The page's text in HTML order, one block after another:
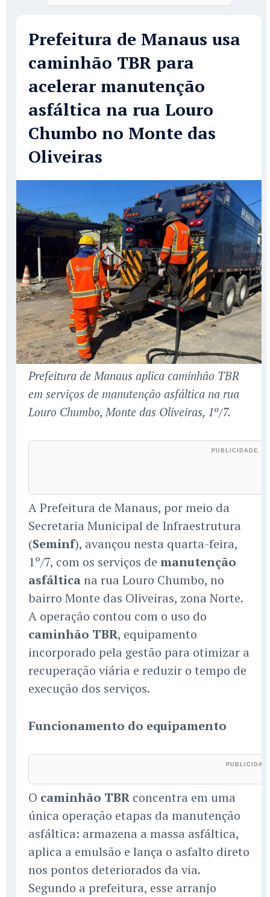
Prefeitura de Manaus usa
caminhão TBR para
acelerar manutenção
asfáltica na rua Louro
Chumbo no Monte das
Oliveiras
Prefeitura de Manaus aplica caminhão TBR
em serviços de manutenção asfáltica na rua
Louro Chumbo, Monte das Oliveiras, 1º/7.
A Prefeitura de Manaus, por meio da
Secretaria Municipal de Infraestrutura
(Seminf), avançou nesta quarta-feira,
1º/7, com os serviços de manutenção
asfálticana rua Louro Chumbo, no
bairro Monte das Oliveiras, zona Norte.
A operação contou com o uso do
caminhão TBR, equipamento
incorporado pela gestão para otimizar a
recuperação viária e reduzir o tempo de
execução dos serviços.
Funcionamento do equipamento
O caminhão TBR concentra em uma
única operação etapas da manutenção
asfáltica: armazena a massa asfáltica,
aplica a emulsão e lança o asfalto direto
nos pontos deteriorados da via.
Segundo a prefeitura, esse arranjo